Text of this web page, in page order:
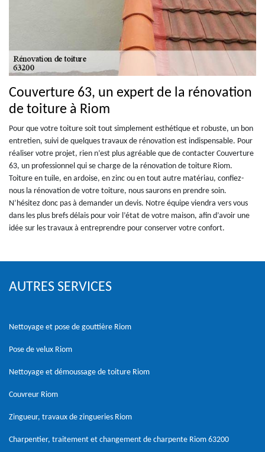
Couverture 63, un expert de la rénovation
de toiture à Riom
Pour que votre toiture soit tout simplement esthétique et robuste, un bon
entretien, suivi de quelques travaux de rénovation est indispensable. Pour
réaliser votre projet, rien n’est plus agréable que de contacter Couverture
63, un professionnel qui se charge de la rénovation de toiture Riom.
Toiture en tuile, en ardoise, en zinc ou en tout autre matériau, confiez-
nous la rénovation de votre toiture, nous saurons en prendre soin.
N’hésitez donc pas à demander un devis. Notre équipe viendra vers vous
dans les plus brefs délais pour voir l’état de votre maison, afin d’avoir une
idée sur les travaux à entreprendre pour conserver votre confort.
AUTRES SERVICES
Nettoyage et pose de gouttière Riom
Pose de velux Riom
Nettoyage et démoussage de toiture Riom
Couvreur Riom
Zingueur, travaux de zingueries Riom
Charpentier, traitement et changement de charpente Riom 63200